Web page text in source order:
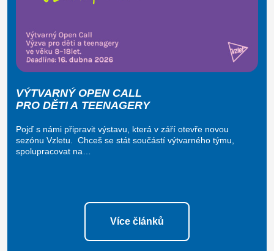
VÝTVARNÝ OPEN CALL
PRO DĚTI A TEENAGERY
Pojď s námi připravit výstavu, která v září otevře novou
sezónu Vzletu. Chceš se stát součástí výtvarného týmu,
spolupracovat na…
Více článků